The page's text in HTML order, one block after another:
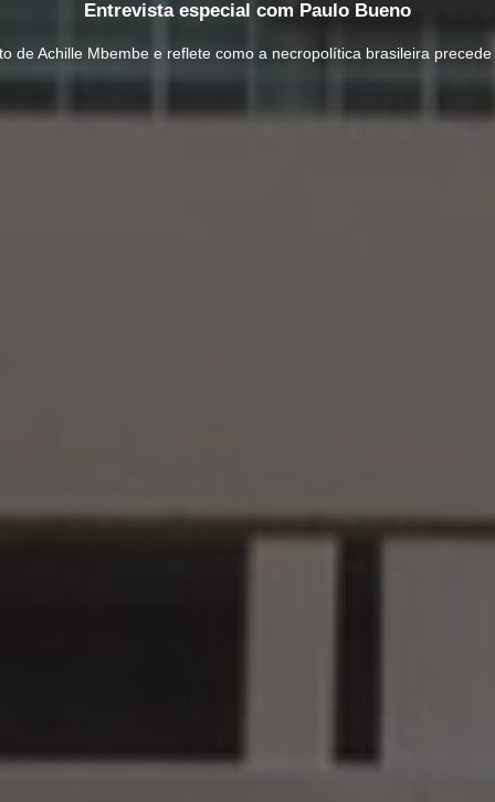
Entrevista especial com Paulo Bueno
de Achille Mbembe e reflete como a necropolítica brasileira